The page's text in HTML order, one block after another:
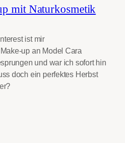
mit Naturkosmetik
ist mir
up an Model Cara
und war ich sofort hin
doch ein perfektes Herbst